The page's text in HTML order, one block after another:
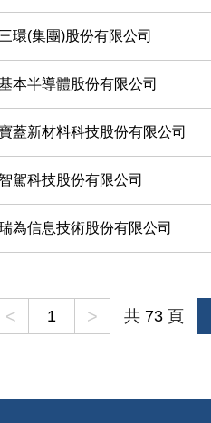
環(集團)股份有限公司
本半導體股份有限公司
蓋新材料科技股份有限公司
駕科技股份有限公司
為信息技術股份有限公司
< > 共 73 頁